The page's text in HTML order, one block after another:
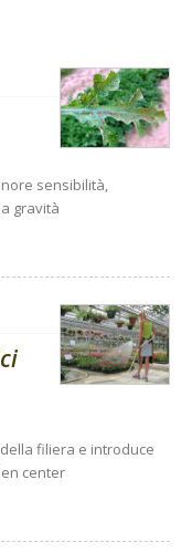
sensibilità,
gravità
filiera e introduce
center